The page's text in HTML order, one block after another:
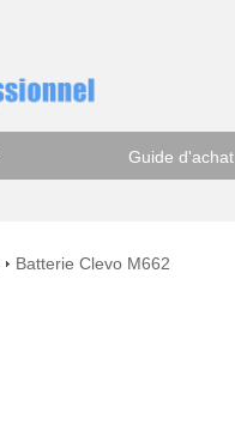
Batterie Clevo M662
Guide d'achat